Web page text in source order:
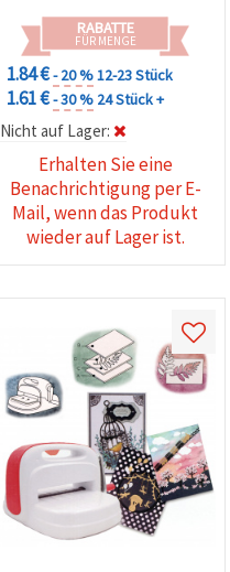
RABATTE
FÜR MENGE
1.84 €- 20 %12-23 Stück
1.61 €- 30 % 24 Stück +
Nicht auf Lager:
Erhalten Sie eine
Benachrichtigung per E-
Mail, wenn das Produkt
wieder auf Lager ist.